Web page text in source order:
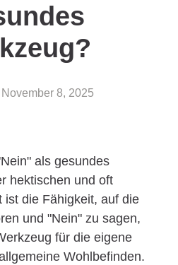
November 8, 2025
als gesundes
hektischen und oft
ist die Fähigkeit, auf die
und "Nein" zu sagen,
für die eigene
Wohlbefinden.